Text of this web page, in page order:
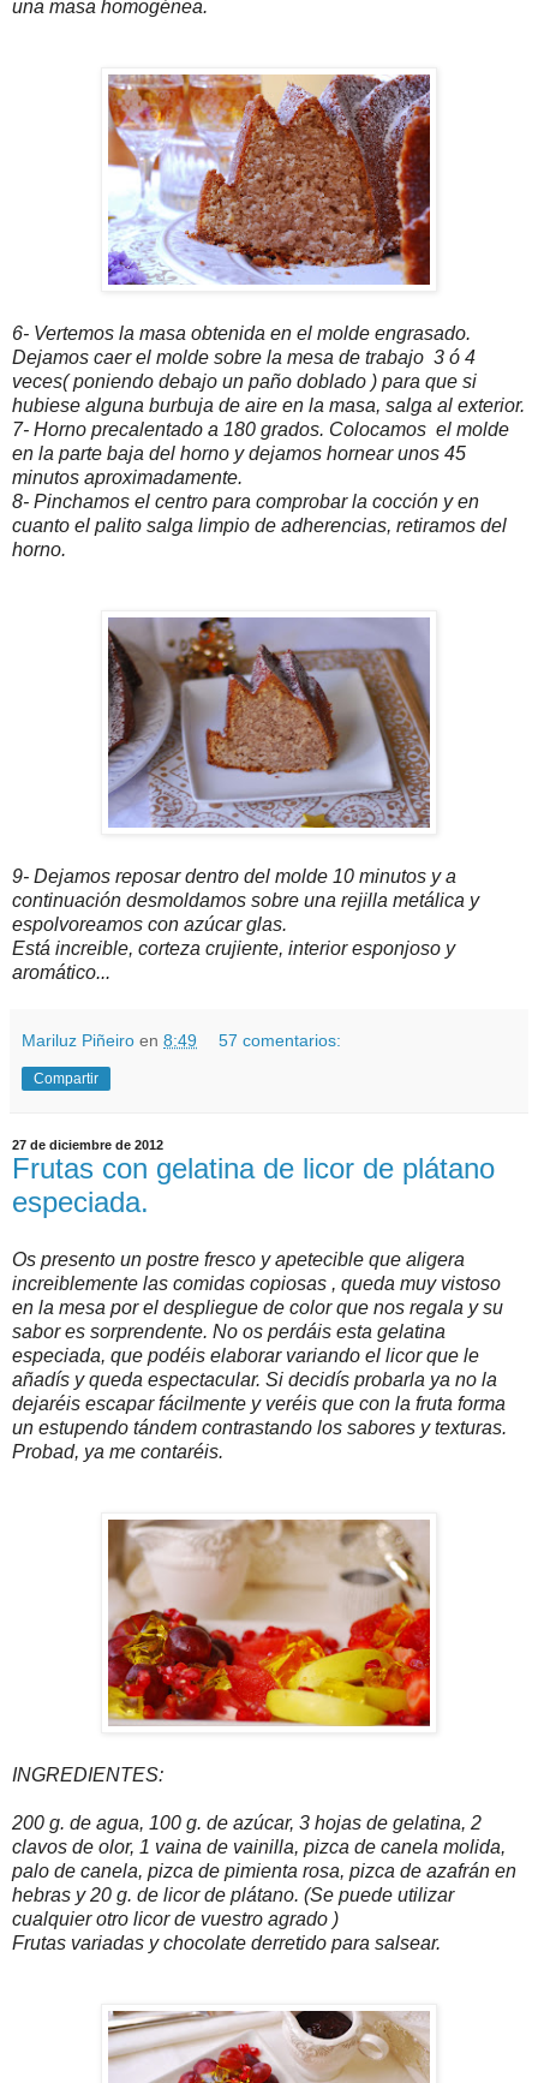
una masa homogénea.
6- Vertemos la masa obtenida en el molde engrasado.
Dejamos caer el molde sobre la mesa de trabajo 3 ó 4
veces( poniendo debajo un paño doblado ) para que si
hubiese alguna burbuja de aire en la masa, salga al exterior.
7- Horno precalentado a 180 grados. Colocamos el molde
en la parte baja del horno y dejamos hornear unos 45
minutos aproximadamente.
8- Pinchamos el centro para comprobar la cocción y en
cuanto el palito salga limpio de adherencias, retiramos del
horno.
9- Dejamos reposar dentro del molde 10 minutos y a
continuación desmoldamos sobre una rejilla metálica y
espolvoreamos con azúcar glas.
Está increible, corteza crujiente, interior esponjoso y
aromático...
Mariluz Piñeiro en 8:49 57 comentarios:
Compartir
27 de diciembre de 2012
Frutas con gelatina de licor de plátano
especiada.
Os presento un postre fresco y apetecible que aligera
increiblemente las comidas copiosas , queda muy vistoso
en la mesa por el despliegue de color que nos regala y su
sabor es sorprendente. No os perdáis esta gelatina
especiada, que podéis elaborar variando el licor que le
añadís y queda espectacular. Si decidís probarla ya no la
dejaréis escapar fácilmente y veréis que con la fruta forma
un estupendo tándem contrastando los sabores y texturas.
Probad, ya me contaréis.
INGREDIENTES:
200 g. de agua, 100 g. de azúcar, 3 hojas de gelatina, 2
clavos de olor, 1 vaina de vainilla, pizca de canela molida,
palo de canela, pizca de pimienta rosa, pizca de azafrán en
hebras y 20 g. de licor de plátano. (Se puede utilizar
cualquier otro licor de vuestro agrado )
Frutas variadas y chocolate derretido para salsear.